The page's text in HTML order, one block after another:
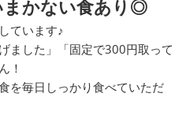
かない食あり◎
ています♪
ました」「固定で300円取って
！
を毎日しっかり食べていただ